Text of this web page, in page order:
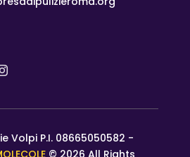
Volpi P.I. 08665050582 -